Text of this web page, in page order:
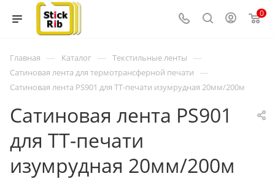
0
Главная — Каталог — Текстильные ленты —
Сатиновая лента для термотрансферной печати —
Сатиновая лента PS901 для ТТ-печати изумрудная 20мм/200м
Сатиновая лента PS901
для ТТ-печати
изумрудная 20мм/200м